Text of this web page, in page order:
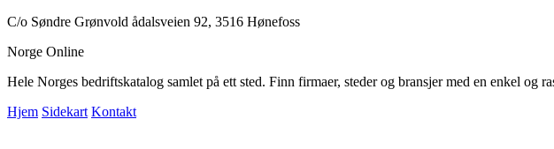
C/o Søndre Grønvold ådalsveien 92, 3516 Hønefoss
Norge Online
Hele Norges bedriftskatalog samlet på ett sted. Finn firmaer, steder og bransjer med en enkel og
Hjem Sidekart Kontakt